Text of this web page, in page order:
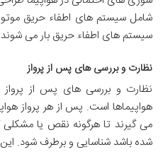
شامل سیستم های اطفاء حریق
سیستم های اطفاء حریق بار می
نظارت و بررسی های پس از پرواز
نظارت و بررسی های پس از
هواپیماها است. پس از هر پرواز
می گیرند تا هرگونه نقص یا
شده باشد شناسایی و برطرف شود.